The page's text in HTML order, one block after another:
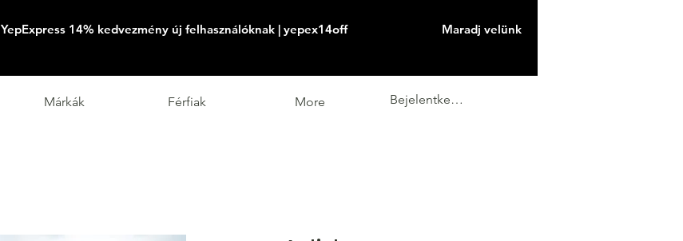
YepExpress 14% kedvezmény új felhasználóknak | yepex14off Maradj velünk
Márkák Férfiak More Bejelentkezés